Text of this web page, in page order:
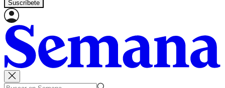
Suscríbete